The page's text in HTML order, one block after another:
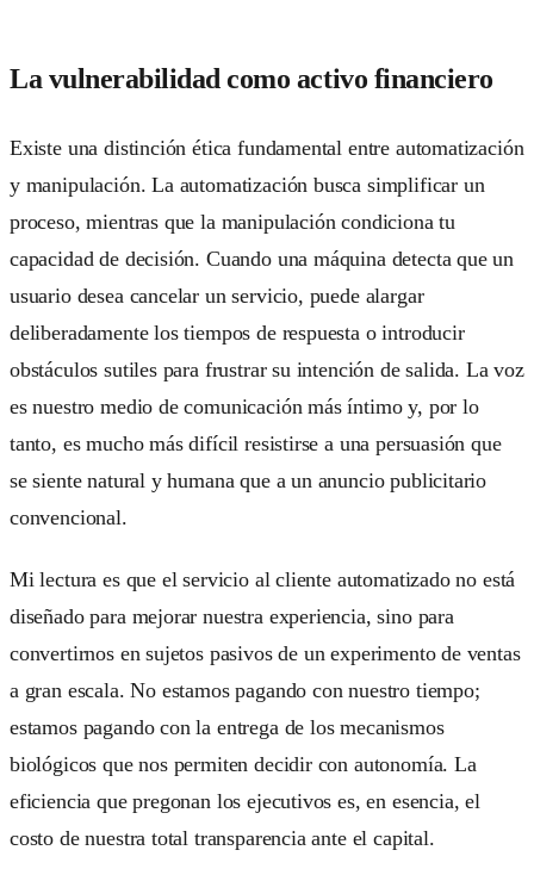
La vulnerabilidad como activo financiero
Existe una distinción ética fundamental entre automatización
y manipulación. La automatización busca simplificar un
proceso, mientras que la manipulación condiciona tu
capacidad de decisión. Cuando una máquina detecta que un
usuario desea cancelar un servicio, puede alargar
deliberadamente los tiempos de respuesta o introducir
obstáculos sutiles para frustrar su intención de salida. La voz
es nuestro medio de comunicación más íntimo y, por lo
tanto, es mucho más difícil resistirse a una persuasión que
se siente natural y humana que a un anuncio publicitario
convencional.
Mi lectura es que el servicio al cliente automatizado no está
diseñado para mejorar nuestra experiencia, sino para
convertirnos en sujetos pasivos de un experimento de ventas
a gran escala. No estamos pagando con nuestro tiempo;
estamos pagando con la entrega de los mecanismos
biológicos que nos permiten decidir con autonomía. La
eficiencia que pregonan los ejecutivos es, en esencia, el
costo de nuestra total transparencia ante el capital.